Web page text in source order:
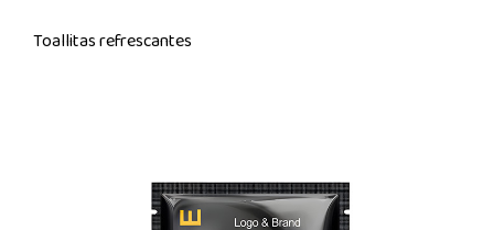
Toallitas refrescantes